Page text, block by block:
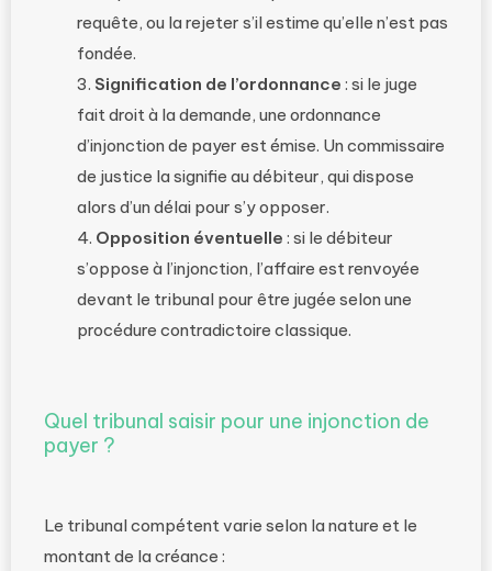
requête, ou la rejeter s’il estime qu’elle n’est pas
fondée.
Signification de l’ordonnance : si le juge
fait droit à la demande, une ordonnance
d’injonction de payer est émise. Un commissaire
de justice la signifie au débiteur, qui dispose
alors d’un délai pour s’y opposer.
Opposition éventuelle : si le débiteur
s’oppose à l’injonction, l’affaire est renvoyée
devant le tribunal pour être jugée selon une
procédure contradictoire classique.
Quel tribunal saisir pour une injonction de
payer ?
Le tribunal compétent varie selon la nature et le
montant de la créance :